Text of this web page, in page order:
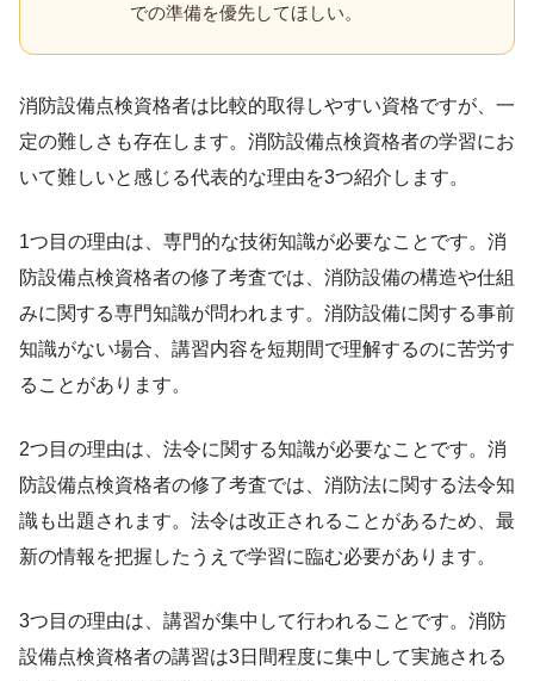
での準備を優先してほしい。
消防設備点検資格者は比較的取得しやすい資格ですが、一
定の難しさも存在します。消防設備点検資格者の学習にお
いて難しいと感じる代表的な理由を3つ紹介します。
1つ目の理由は、専門的な技術知識が必要なことです。消
防設備点検資格者の修了考査では、消防設備の構造や仕組
みに関する専門知識が問われます。消防設備に関する事前
知識がない場合、講習内容を短期間で理解するのに苦労す
ることがあります。
2つ目の理由は、法令に関する知識が必要なことです。消
防設備点検資格者の修了考査では、消防法に関する法令知
識も出題されます。法令は改正されることがあるため、最
新の情報を把握したうえで学習に臨む必要があります。
3つ目の理由は、講習が集中して行われることです。消防
設備点検資格者の講習は3日間程度に集中して実施される